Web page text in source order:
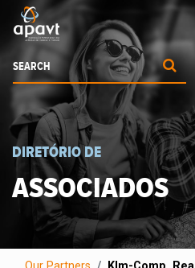
grow your business
DIRETÓRIO DE
ASSOCIADOS